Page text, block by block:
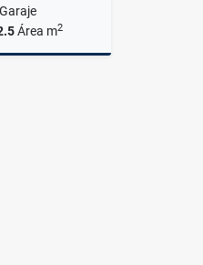
Garaje
Área m2